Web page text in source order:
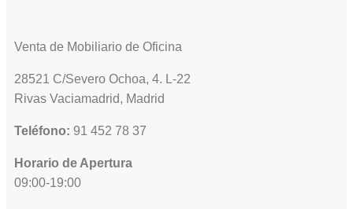
Venta de Mobiliario de Oficina
28521 C/Severo Ochoa, 4. L-22
Rivas Vaciamadrid, Madrid
Teléfono: 91 452 78 37
Horario de Apertura
09:00-19:00